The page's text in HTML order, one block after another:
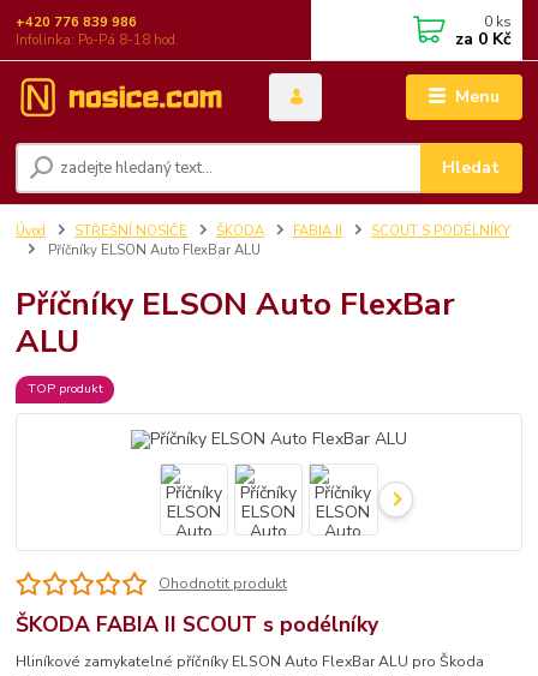
Menu
Hledat
+420 776 839 986
Infolinka: Po-Pá 8-18 hod.
0 ks
za 0 Kč
Úvod STŘEŠNÍ NOSIČE ŠKODA FABIA II
SCOUT S PODÉLNÍKY
Příčníky ELSON Auto FlexBar ALU
Příčníky ELSON Auto FlexBar
ALU
TOP produkt
Ohodnotit produkt
ŠKODA FABIA II SCOUT s podélníky
Hliníkové zamykatelné příčníky ELSON Auto FlexBar ALU pro Škoda